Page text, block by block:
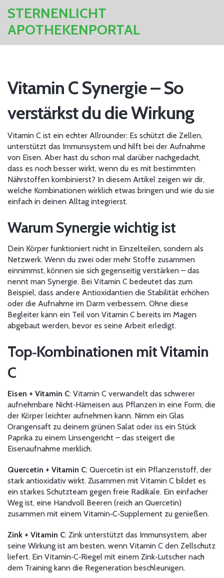
STERNENLICHT
APOTHEKENPORTAL
Vitamin C Synergie – So
verstärkst du die Wirkung
Vitamin C ist ein echter Allrounder: Es schützt die Zellen,
unterstützt das Immunsystem und hilft bei der Aufnahme
von Eisen. Aber hast du schon mal darüber nachgedacht,
dass es noch besser wirkt, wenn du es mit bestimmten
Nährstoffen kombinierst? In diesem Artikel zeigen wir dir,
welche Kombinationen wirklich etwas bringen und wie du sie
einfach in deinen Alltag integrierst.
Warum Synergie wichtig ist
Dein Körper funktioniert nicht in Einzelteilen, sondern als
Netzwerk. Wenn du zwei oder mehr Stoffe zusammen
einnimmst, können sie sich gegenseitig verstärken – das
nennt man Synergie. Bei Vitamin C bedeutet das zum
Beispiel, dass andere Antioxidantien die Stabilität erhöhen
oder die Aufnahme im Darm verbessern. Ohne diese
Begleiter kann ein Teil von Vitamin C bereits im Magen
abgebaut werden, bevor es seine Arbeit erledigt.
Top‑Kombinationen mit Vitamin
C
Eisen + Vitamin C: Vitamin C verwandelt das schwerer
aufnehmbare Nicht‑Hämeisen aus Pflanzen in eine Form, die
der Körper leichter aufnehmen kann. Nimm ein Glas
Orangensaft zu deinem grünen Salat oder iss ein Stück
Paprika zu einem Linsengericht – das steigert die
Eisenaufnahme merklich.
Quercetin + Vitamin C: Quercetin ist ein Pflanzenstoff, der
stark antioxidativ wirkt. Zusammen mit Vitamin C bildet es
ein starkes Schutzteam gegen freie Radikale. Ein einfacher
Weg ist, eine Handvoll Beeren (reich an Quercetin)
zusammen mit einem Vitamin‑C‑Supplement zu genießen.
Zink + Vitamin C: Zink unterstützt das Immunsystem, aber
seine Wirkung ist am besten, wenn Vitamin C den Zellschutz
liefert. Ein Vitamin‑C‑Riegel mit einem Zink‑Lutscher nach
dem Training kann die Regeneration beschleunigen.